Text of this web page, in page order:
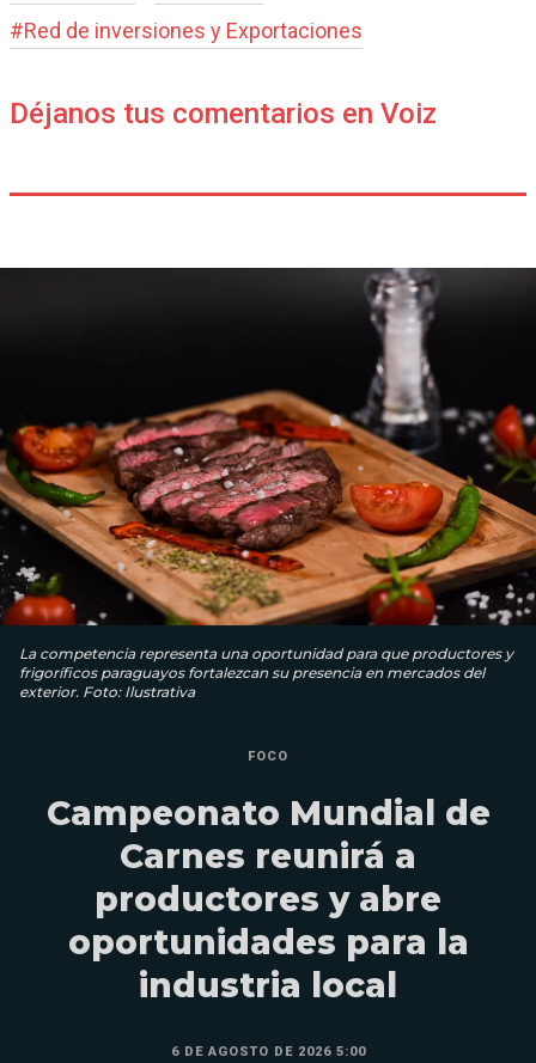
#Red de inversiones y Exportaciones
Déjanos tus comentarios en Voiz
La competencia representa una oportunidad para que productores y
frigoríficos paraguayos fortalezcan su presencia en mercados del
exterior. Foto: Ilustrativa
FOCO
Campeonato Mundial de
Carnes reunirá a
productores y abre
oportunidades para la
industria local
6 DE AGOSTO DE 2026 5:00